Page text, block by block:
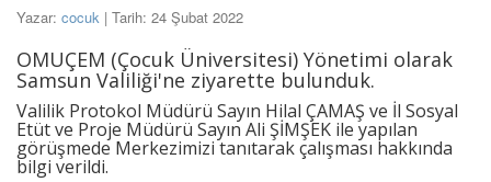
Yazar: cocuk | Tarih: 24 Şubat 2022
OMUÇEM (Çocuk Üniversitesi) Yönetimi olarak
Samsun Valiliği'ne ziyarette bulunduk.
Valilik Protokol Müdürü Sayın Hilal ÇAMAŞ ve İl Sosyal
Etüt ve Proje Müdürü Sayın Ali ŞİMŞEK ile yapılan
görüşmede Merkezimizi tanıtarak çalışması hakkında
bilgi verildi.